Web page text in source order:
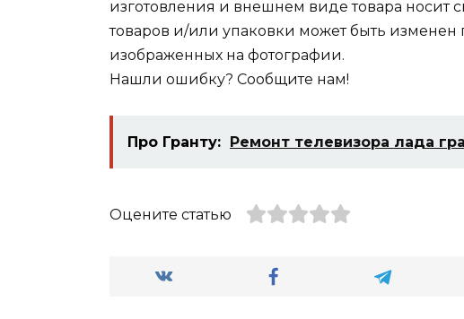
изготовления и внешнем виде товара носит
товаров и/или упаковки может быть изменен
изображенных на фотографии.
Нашли ошибку? Сообщите нам!
Про Гранту: Ремонт телевизора лада
Оцените статью